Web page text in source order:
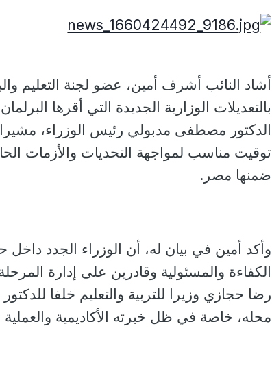
أشاد النائب أشرف أمين، عضو لجنة التعليم
بالتعديلات الوزارية الجديدة التي أقرها
الدكتور مصطفى مدبولي رئيس الوزراء،
توقيت مناسب لمواجهة التحديات والأزمات
ضمنها مصر.
وأكد أمين في بيان له، أن الوزراء الجدد
الكفاءة والمسئولية وقادرين على إدارة المرحلة
رضا حجازي وزيرا للتربية والتعليم خلفا
محله، خاصة في ظل خبرته الأكاديمية